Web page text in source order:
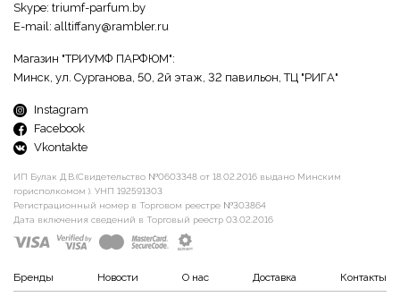
Skype: triumf-parfum.by
E-mail: alltiffany@rambler.ru
Магазин "ТРИУМФ ПАРФЮМ":
Минск, ул. Сурганова, 50, 2й этаж, 32 павильон, ТЦ "РИГА"
Instagram
Facebook
Vkontakte
ИП Булак Д.В.(Свидетельство №0603348 от 18.02.2016 выдано Минским
горисполкомом ). УНП 192591303
Регистрационный номер в Торговом реестре №303864
Дата включения сведений в Торговый реестр 03.02.2016
Бренды Новости О нас Доставка Контакты